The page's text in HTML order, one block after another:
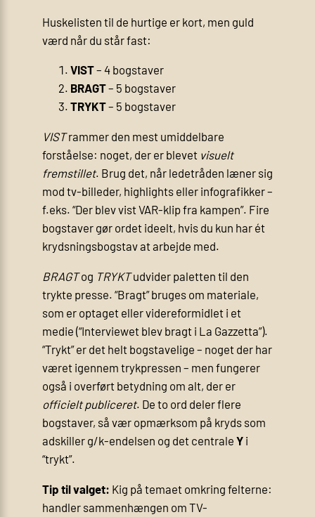
Huskelisten til de hurtige er kort, men guld
værd når du står fast:
VIST– 4 bogstaver
BRAGT– 5 bogstaver
TRYKT– 5 bogstaver
VISTrammer den mest umiddelbare
forståelse: noget, der er blevet visuelt
fremstillet. Brug det, når ledetråden læner sig
mod tv-billeder, highlights eller infografikker –
f.eks. “Der blev vist VAR-klip fra kampen”. Fire
bogstaver gør ordet ideelt, hvis du kun har ét
krydsningsbogstav at arbejde med.
BRAGTog TRYKTudvider paletten til den
trykte presse. “Bragt” bruges om materiale,
som er optaget eller videre­formidlet i et
medie (“Interviewet blev bragt i La Gazzetta”).
“Trykt” er det helt bogstavelige – noget der har
været igennem trykpressen – men fungerer
også i overført betydning om alt, der er
officielt publiceret. De to ord deler flere
bogstaver, så vær opmærksom på kryds som
adskiller g/k-endelsen og det centrale Yi
“trykt”.
Tip til valget: Kig på temaet omkring felterne:
handler sammenhængen om TV-